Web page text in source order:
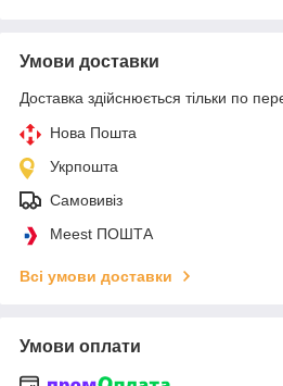
Умови доставки
Доставка здійснюється тільки по
Нова Пошта
Укрпошта
Самовивіз
Meest ПОШТА
Всі умови доставки
Умови оплати